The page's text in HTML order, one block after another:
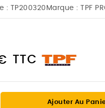
: TP200320 Marque : TPF
TTC
Ajouter Au